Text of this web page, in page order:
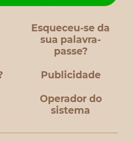
Esqueceu-se da
sua palavra-
passe?
Publicidade
Operador do
sistema